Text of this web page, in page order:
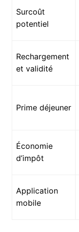
Surcoût
potentiel
Rechargement
et validité
Prime déjeuner
Économie
d’impôt
Application
mobile